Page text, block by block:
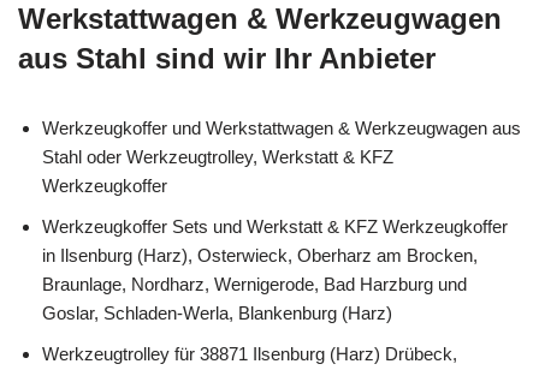
Werkstattwagen & Werkzeugwagen
aus Stahl sind wir Ihr Anbieter
Werkzeugkoffer und Werkstattwagen & Werkzeugwagen aus
Stahl oder Werkzeugtrolley, Werkstatt & KFZ
Werkzeugkoffer
Werkzeugkoffer Sets und Werkstatt & KFZ Werkzeugkoffer
in Ilsenburg (Harz), Osterwieck, Oberharz am Brocken,
Braunlage, Nordharz, Wernigerode, Bad Harzburg und
Goslar, Schladen-Werla, Blankenburg (Harz)
Werkzeugtrolley für 38871 Ilsenburg (Harz) Drübeck,